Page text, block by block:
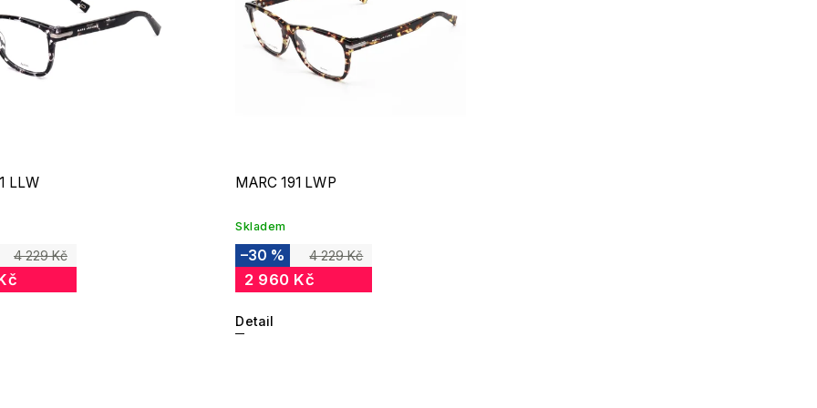
LLW
4 229 Kč
MARC 191 LWP
Skladem
4 229 Kč
–30 %
2 960 Kč
Detail